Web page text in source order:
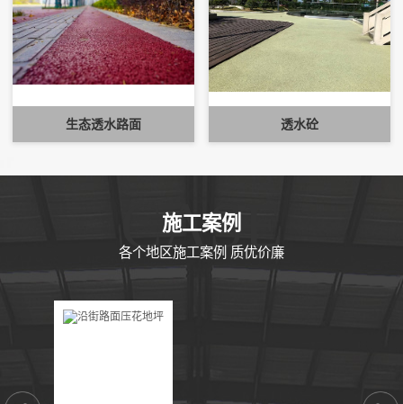
生态透水路面 透水砼
CASE
施工案例
各个地区施工案例 质优价廉